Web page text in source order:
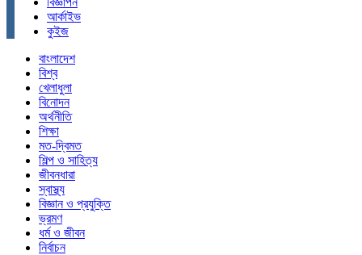
আর্কাইভ
কুইজ
বাংলাদেশ
বিশ্ব
খেলাধুলা
বিনোদন
অর্থনীতি
শিক্ষা
মত-দ্বিমত
শিল্প ও সাহিত্য
জীবনধারা
স্বাস্থ্য
বিজ্ঞান ও প্রযুক্তি
ভ্রমণ
ধর্ম ও জীবন
নির্বাচন